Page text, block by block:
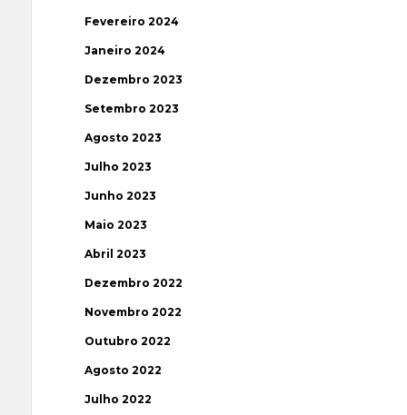
Fevereiro 2024
Janeiro 2024
Dezembro 2023
Setembro 2023
Agosto 2023
Julho 2023
Junho 2023
Maio 2023
Abril 2023
Dezembro 2022
Novembro 2022
Outubro 2022
Agosto 2022
Julho 2022